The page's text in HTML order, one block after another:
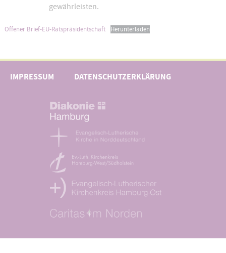
gewährleisten.
Offener Brief-EU-Ratspräsidentschaft Herunterladen
IMPRESSUM DATENSCHUTZERKLÄRUNG